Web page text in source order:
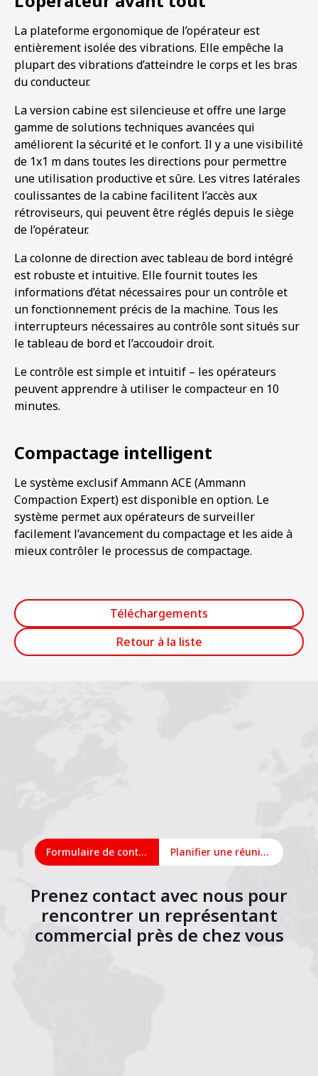
La plateforme ergonomique de l’opérateur est
entièrement isolée des vibrations. Elle empêche la
plupart des vibrations d’atteindre le corps et les bras
du conducteur.
La version cabine est silencieuse et offre une large
gamme de solutions techniques avancées qui
améliorent la sécurité et le confort. Il y a une visibilité
de 1x1 m dans toutes les directions pour permettre
une utilisation productive et sûre. Les vitres latérales
coulissantes de la cabine facilitent l’accès aux
rétroviseurs, qui peuvent être réglés depuis le siège
de l’opérateur.
La colonne de direction avec tableau de bord intégré
est robuste et intuitive. Elle fournit toutes les
informations d’état nécessaires pour un contrôle et
un fonctionnement précis de la machine. Tous les
interrupteurs nécessaires au contrôle sont situés sur
le tableau de bord et l’accoudoir droit.
Le contrôle est simple et intuitif – les opérateurs
peuvent apprendre à utiliser le compacteur en 10
minutes.
Compactage intelligent
Le système exclusif Ammann ACE (Ammann
Compaction Expert) est disponible en option. Le
système permet aux opérateurs de surveiller
facilement l’avancement du compactage et les aide à
mieux contrôler le processus de compactage.
Téléchargements
Retour à la liste
Formulaire de contact Planifier une réunion en ligne
Prenez contact avec nous pour
rencontrer un représentant
commercial près de chez vous